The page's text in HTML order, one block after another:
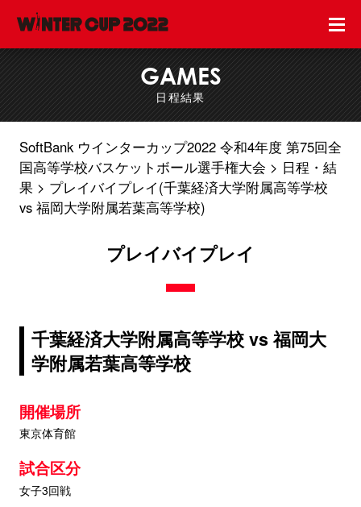
GAMES
日程結果
SoftBank ウインターカップ2022 令和4年度 第75回全
国高等学校バスケットボール選手権大会
日程・結
果
プレイバイプレイ(千葉経済大学附属高等学校
vs 福岡大学附属若葉高等学校)
プレイバイプレイ
千葉経済大学附属高等学校 vs 福岡大
学附属若葉高等学校
開催場所
東京体育館
試合区分
女子3回戦